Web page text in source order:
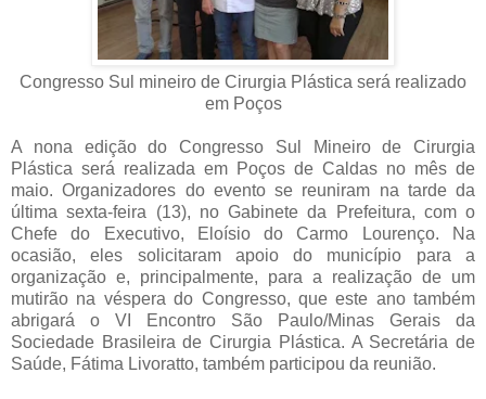
Congresso Sul mineiro de Cirurgia Plástica será realizado
em Poços
A nona edição do Congresso Sul Mineiro de Cirurgia
Plástica será realizada em Poços de Caldas no mês de
maio. Organizadores do evento se reuniram na tarde da
última sexta-feira (13), no Gabinete da Prefeitura, com o
Chefe do Executivo, Eloísio do Carmo Lourenço. Na
ocasião, eles solicitaram apoio do município para a
organização e, principalmente, para a realização de um
mutirão na véspera do Congresso, que este ano também
abrigará o VI Encontro São Paulo/Minas Gerais da
Sociedade Brasileira de Cirurgia Plástica. A Secretária de
Saúde, Fátima Livoratto, também participou da reunião.